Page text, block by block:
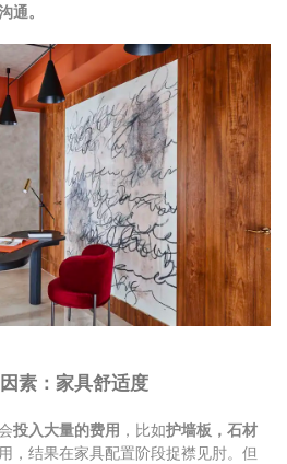
通。
素：家具舒适度
投入大量的费用 ，比如护墙板，石材
，结果在家具配置阶段捉襟见肘。但